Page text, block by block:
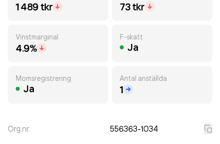
1 489 tkr 73 tkr
Vinstmarginal
4.9%
F-skatt
Ja
Momsregistrering
Ja
Antal anställda
1
Org.nr. 556363-1034